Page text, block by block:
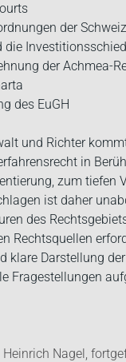
der
die
der Achmea-
des EuGH
und Richter
in
zum tiefen
ist daher
des
Rechtsquellen
klare Darstellung
Fragestellungen
Nagel,